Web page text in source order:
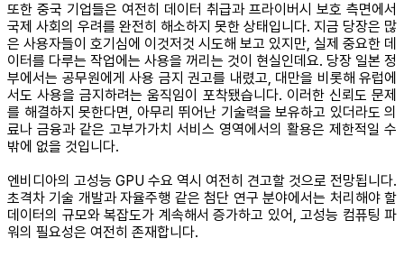
또한 중국 기업들은 여전히 데이터 취급과 프라이버시 보호 측면에서
국제 사회의 우려를 완전히 해소하지 못한 상태입니다. 지금 당장은 많
은 사용자들이 호기심에 이것저것 시도해 보고 있지만, 실제 중요한 데
이터를 다루는 작업에는 사용을 꺼리는 것이 현실인데요. 당장 일본 정
부에서는 공무원에게 사용 금지 권고를 내렸고, 대만을 비롯해 유럽에
서도 사용을 금지하려는 움직임이 포착됐습니다. 이러한 신뢰도 문제
를 해결하지 못한다면, 아무리 뛰어난 기술력을 보유하고 있더라도 의
료나 금융과 같은 고부가가치 서비스 영역에서의 활용은 제한적일 수
밖에 없을 것입니다.
엔비디아의 고성능 GPU 수요 역시 여전히 견고할 것으로 전망됩니다.
초격차 기술 개발과 자율주행 같은 첨단 연구 분야에서는 처리해야 할
데이터의 규모와 복잡도가 계속해서 증가하고 있어, 고성능 컴퓨팅 파
워의 필요성은 여전히 존재합니다.